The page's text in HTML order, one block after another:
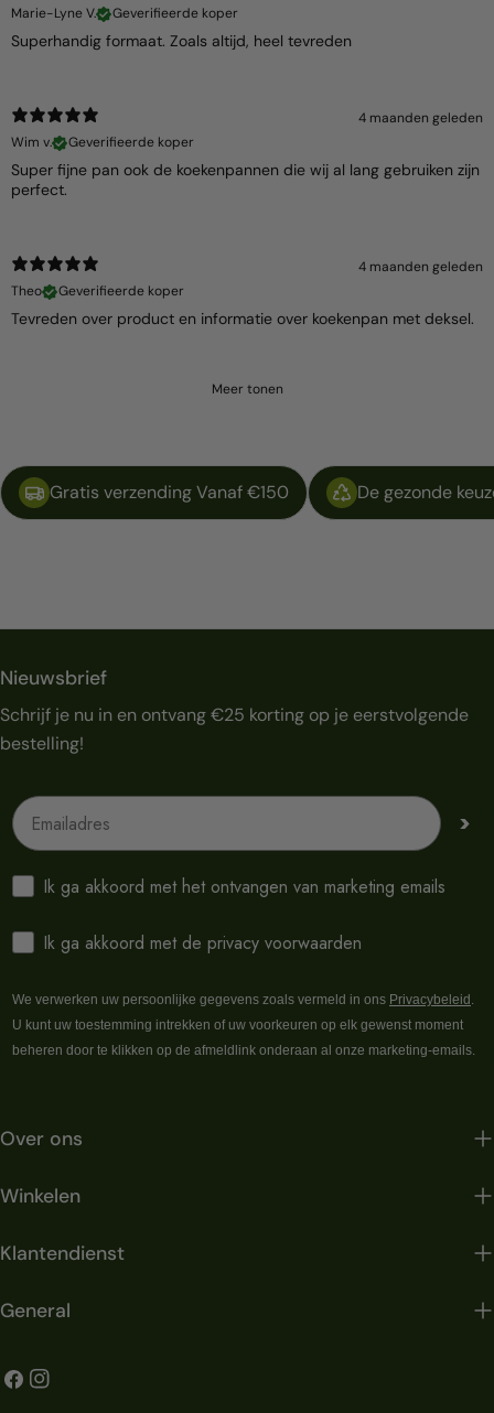
Marie-Lyne V.
Geverifieerde koper
Superhandig formaat. Zoals altijd, heel tevreden
4 maanden geleden
Wim v.
Geverifieerde koper
Super fijne pan ook de koekenpannen die wij al lang gebruiken zijn
perfect.
4 maanden geleden
Theo
Geverifieerde koper
Tevreden over product en informatie over koekenpan met deksel.
Meer tonen
Gratis verzending Vanaf €150 De gezonde
Over ons
Winkelen
Klantendienst
General
Nieuwsbrief
Schrijf je nu in en ontvang €25 korting op je eerstvolgende
bestelling!
Emailadres
>
Ik ga akkoord met het ontvangen van marketing emails
Ik ga akkoord met de privacy voorwaarden
We verwerken uw persoonlijke gegevens zoals vermeld in ons Privacybeleid .
U kunt uw toestemming intrekken of uw voorkeuren op elk gewenst moment
beheren door te klikken op de afmeldlink onderaan al onze marketing-emails.
Facebook
Instagram